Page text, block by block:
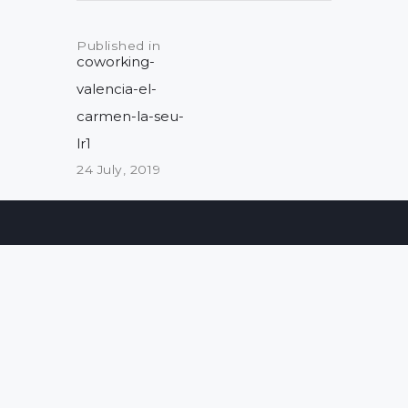
navigation
Published in
coworking-
valencia-el-
carmen-la-seu-
lr1
24 July, 2019